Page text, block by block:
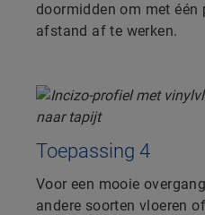
doormidden om met één
afstand af te werken.
Toepassing 4
Voor een mooie
andere soorten vloeren